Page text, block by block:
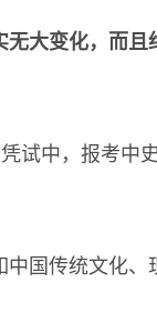
大变化，而
试中，报考中
国传统文化、